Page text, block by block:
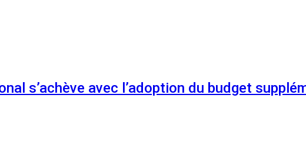
s’achève avec l’adoption du budget